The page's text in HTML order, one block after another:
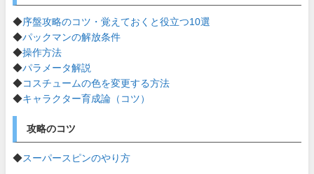
◆序盤攻略のコツ・覚えておくと役立つ10選
◆パックマンの解放条件
◆操作方法
◆パラメータ解説
◆コスチュームの色を変更する方法
◆キャラクター育成論（コツ）
攻略のコツ
◆スーパースピンのやり方